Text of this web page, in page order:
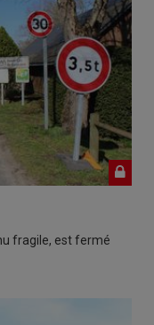
fragile, est fermé